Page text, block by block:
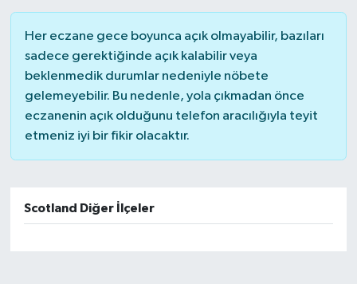
Her eczane gece boyunca açık olmayabilir, bazıları
sadece gerektiğinde açık kalabilir veya
beklenmedik durumlar nedeniyle nöbete
gelemeyebilir. Bu nedenle, yola çıkmadan önce
eczanenin açık olduğunu telefon aracılığıyla teyit
etmeniz iyi bir fikir olacaktır.
Scotland Diğer İlçeler